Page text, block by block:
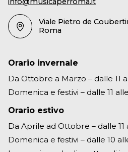
Viale Pietro de
Roma
Orario invernale
Da Ottobre a Marzo – dalle 11
Domenica e festivi – dalle 11
Orario estivo
Da Aprile ad Ottobre – dalle 11
Domenica e festivi – dalle 10